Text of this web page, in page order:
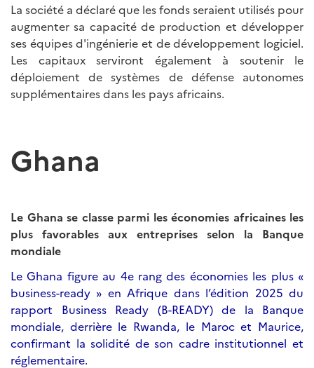
La société a déclaré que les fonds seraient utilisés pour
augmenter sa capacité de production et développer
ses équipes d'ingénierie et de développement logiciel.
Les capitaux serviront également à soutenir le
déploiement de systèmes de défense autonomes
supplémentaires dans les pays africains.
Ghana
Le Ghana se classe parmi les économies africaines les
plus favorables aux entreprises selon la Banque
mondiale
Le Ghana figure au 4e rang des économies les plus «
business-ready » en Afrique dans l’édition 2025 du
rapport Business Ready (B-READY) de la Banque
mondiale, derrière le Rwanda, le Maroc et Maurice,
confirmant la solidité de son cadre institutionnel et
réglementaire.